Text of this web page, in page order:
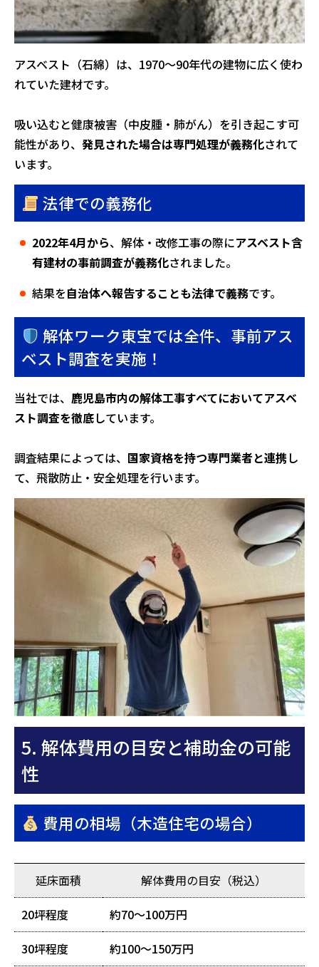
アスベスト（石綿）は、1970〜90年代の建物に広く使わ
れていた建材です。
吸い込むと健康被害（中皮腫・肺がん）を引き起こす可
能性があり、 発見された場合は専門処理が義務化されて
います。
法律での義務化
2022年4月から、解体・改修工事の際にアスベスト含
有建材の事前調査が義務化されました。
結果を自治体へ報告することも法律で義務です。
解体ワーク東宝では全件、事前アス
ベスト調査を実施！
当社では、 鹿児島市内の解体工事すべてにおいてアスベ
スト調査を徹底しています。
調査結果によっては、 国家資格を持つ専門業者と連携し
て、飛散防止・安全処理を行います。
5. 解体費用の目安と補助金の可能
性
費用の相場（木造住宅の場合）
延床面積
解体費用の目安（税込）
20坪程度
約70〜100万円
30坪程度
約100〜150万円